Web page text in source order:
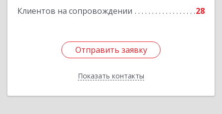
Клиентов на сопровождении 28
Отправить заявку
Показать контакты
Отправить заявку
Назад